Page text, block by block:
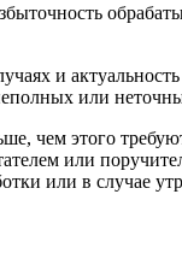
и
или
чем этого
или
или в случае